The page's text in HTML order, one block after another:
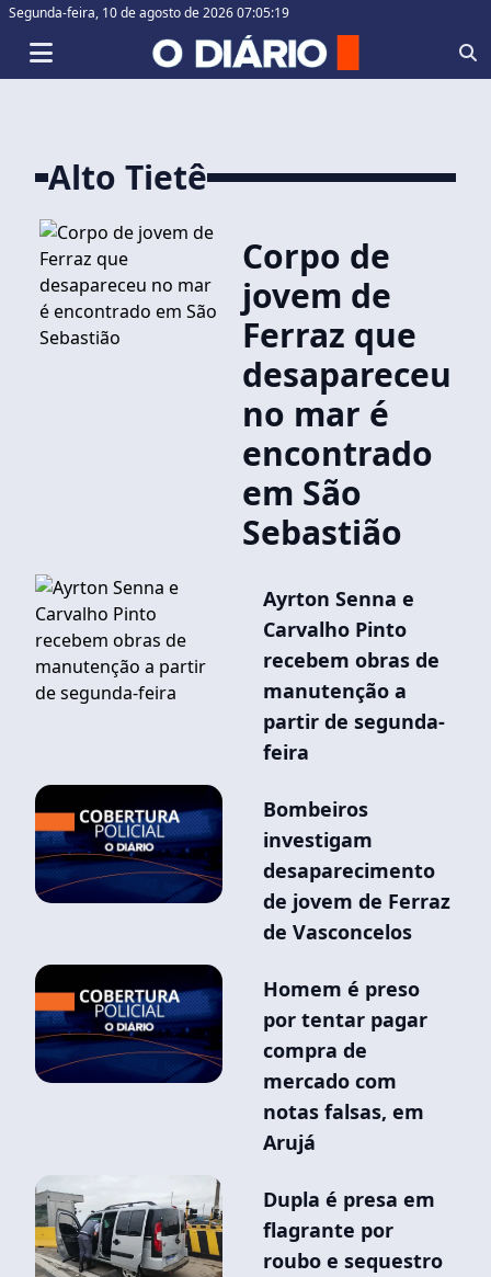
Segunda-feira, 10 de agosto de 2026 07:05:19
Alto Tietê
Corpo de
jovem de
Ferraz que
desapareceu
no mar é
encontrado
em São
Sebastião
Ayrton Senna e
Carvalho Pinto
recebem obras de
manutenção a
partir de segunda-
feira
Bombeiros
investigam
desaparecimento
de jovem de Ferraz
de Vasconcelos
Homem é preso
por tentar pagar
compra de
mercado com
notas falsas, em
Arujá
Dupla é presa em
flagrante por
roubo e sequestro